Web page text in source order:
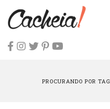
PROCURANDO POR TAG